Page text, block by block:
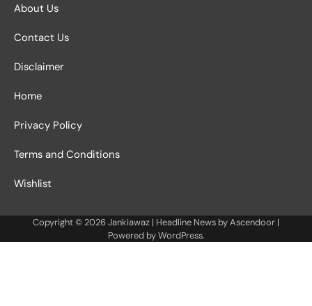
About Us
Contact Us
Disclaimer
Home
Privacy Policy
Terms and Conditions
Wishlist
Copyright © 2026Jankiawaz | Headline News byAscendoor |
Powered byWordPress.